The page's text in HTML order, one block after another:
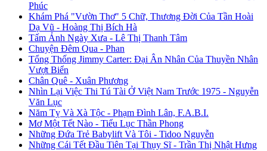
Phúc
Khám Phá "Vườn Thơ" 5 Chữ, Thương Đời Của Tần Hoài
Dạ Vũ - Hoàng Thị Bích Hà
Tấm Ảnh Ngày Xưa - Lê Thị Thanh Tâm
Chuyện Đêm Qua - Phan
Tổng Thống Jimmy Carter: Đại Ân Nhân Của Thuyền Nhân
Vượt Biển
Chân Quê - Xuân Phương
Nhìn Lại Việc Thi Tú Tài Ở Việt Nam Trước 1975 - Nguyễn
Văn Lục
Năm Tỵ Và Xà Tộc - Phạm Đình Lân, F.A.B.I.
Mơ Một Tết Nào - Tiểu Lục Thần Phong
Những Đứa Trẻ Babylift Và Tôi - Tidoo Nguyễn
Những Cái Tết Đầu Tiên Tại Thụy Sĩ - Trần Thị Nhật Hưng